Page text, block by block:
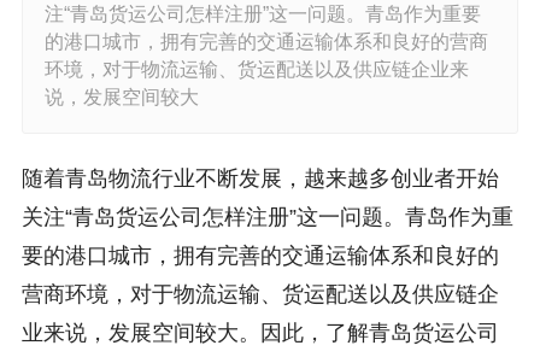
注“青岛货运公司怎样注册”这一问题。青岛作为重要
的港口城市，拥有完善的交通运输体系和良好的营商
环境，对于物流运输、货运配送以及供应链企业来
说，发展空间较大
随着青岛物流行业不断发展，越来越多创业者开始
关注“青岛货运公司怎样注册”这一问题。青岛作为重
要的港口城市，拥有完善的交通运输体系和良好的
营商环境，对于物流运输、货运配送以及供应链企
业来说，发展空间较大。因此，了解青岛货运公司